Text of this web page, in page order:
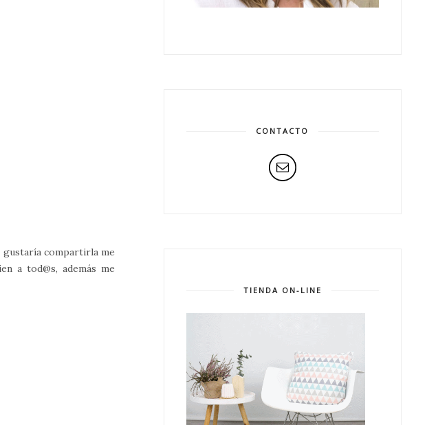
gustaría compartirla me
a tod@s, además me
CONTACTO
TIENDA ON-LINE